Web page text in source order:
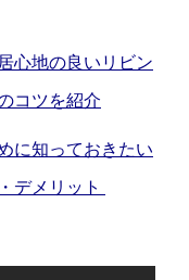
心地の良いリビン
コツを紹介
に知っておきたい
デメリット